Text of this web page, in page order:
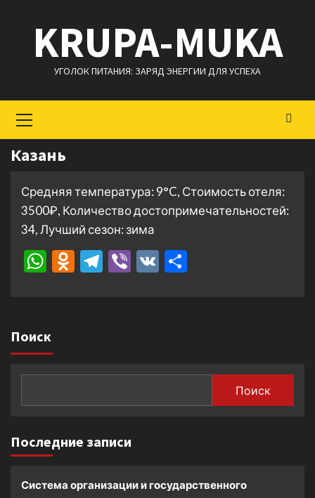
содержимому
KRUPA-MUKA
УГОЛОК ПИТАНИЯ: ЗАРЯД ЭНЕРГИИ ДЛЯ УСПЕХА
меню
Казань
Средняя температура: 9°C, Стоимость отеля:
3500₽, Количество достопримечательностей:
34, Лучший сезон: зима
WhatsApp
Odnoklassniki
Telegram
Viber
VK
Поиск
Поиск
Последние записи
Система организации и государственного